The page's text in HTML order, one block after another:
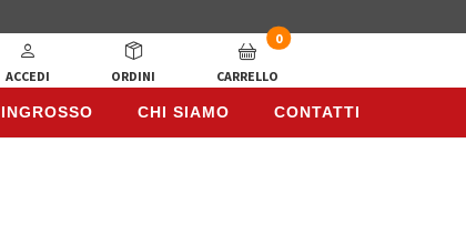
ACCEDI ORDINI
0
CARRELLO
INGROSSO CHI SIAMO CONTATTI